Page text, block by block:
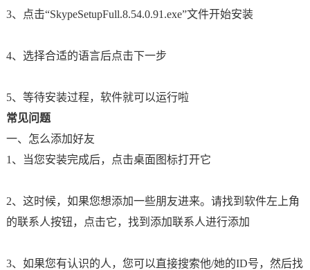
3、点击“SkypeSetupFull.8.54.0.91.exe”文件开始安装
4、选择合适的语言后点击下一步
5、等待安装过程，软件就可以运行啦
常见问题
一、怎么添加好友
1、当您安装完成后，点击桌面图标打开它
2、这时候，如果您想添加一些朋友进来。请找到软件左上角
的联系人按钮，点击它，找到添加联系人进行添加
3、如果您有认识的人，您可以直接搜索他/她的ID号，然后找